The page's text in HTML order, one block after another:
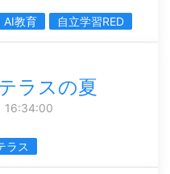
AI教育 自立学習RED
ラスの夏
16:34:00
ラス